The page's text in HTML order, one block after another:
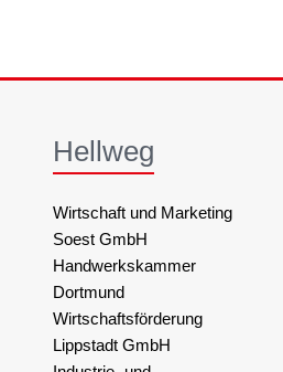
Hellweg
Wirtschaft und Marketing
Soest GmbH
Handwerkskammer
Dortmund
Wirtschaftsförderung
Lippstadt GmbH